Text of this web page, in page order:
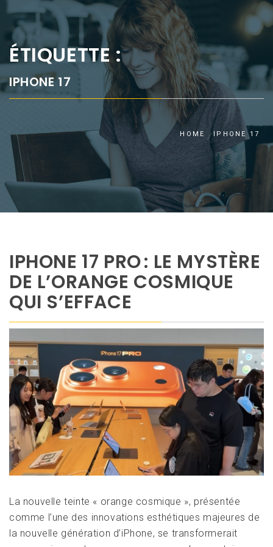
ÉTIQUETTE :
IPHONE 17
HOME IPHONE 17
IPHONE 17 PRO : LE MYSTÈRE
DE L’ORANGE COSMIQUE
QUI S’EFFACE
La nouvelle teinte « orange cosmique », présentée
comme l’une des innovations esthétiques majeures de
la nouvelle génération d’iPhone, se transformerait